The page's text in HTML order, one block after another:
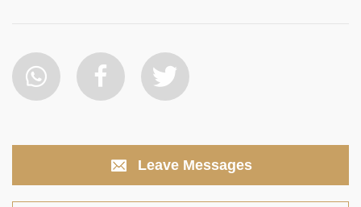
Leave Messages